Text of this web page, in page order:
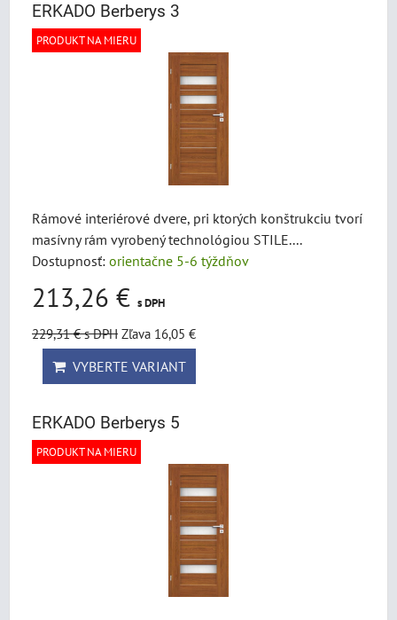
ERKADO Berberys 3
PRODUKT NA MIERU
Rámové interiérové dvere, pri ktorých konštrukciu tvorí
masívny rám vyrobený technológiou STILE....
Dostupnosť: orientačne 5-6 týždňov
213,26 € s DPH
229,31 €s DPH Zľava 16,05 €
VYBERTE VARIANT
ERKADO Berberys 5
PRODUKT NA MIERU